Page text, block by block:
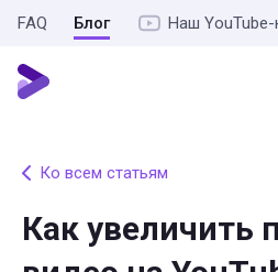
FAQ Блог Наш YouTube-
Ко всем статьям
Как увеличить